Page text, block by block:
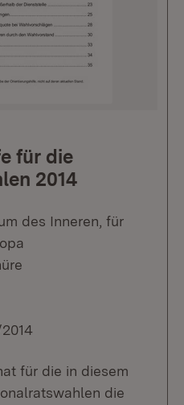
für die
2014
des Inneren, für
für die in diesem
die